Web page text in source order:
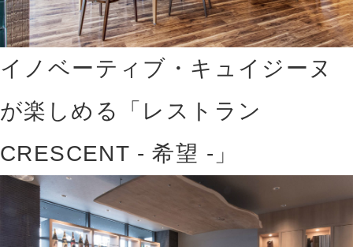
イノベーティブ・キュイジーヌ
が楽しめる「レストラン
CRESCENT - 希望 -」